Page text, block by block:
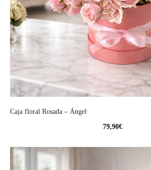
Caja floral Rosada – Ángel
79,90€